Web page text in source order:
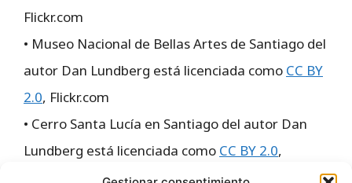
Flickr.com
• Museo Nacional de Bellas Artes de Santiago del
autor Dan Lundberg está licenciada como CC BY
2.0, Flickr.com
• Cerro Santa Lucía en Santiago del autor Dan
Lundberg está licenciada como CC BY 2.0,